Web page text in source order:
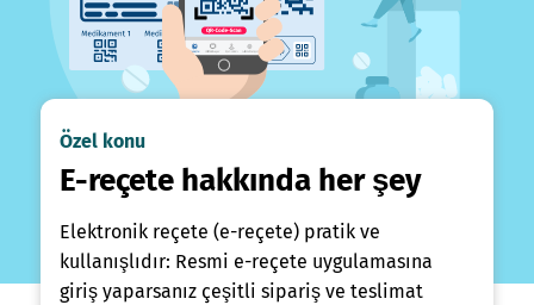
Özel konu
E-reçete hakkında her şey
Elektronik reçete (e-reçete) pratik ve
kullanışlıdır: Resmi e-reçete uygulamasına
giriş yaparsanız çeşitli sipariş ve teslimat